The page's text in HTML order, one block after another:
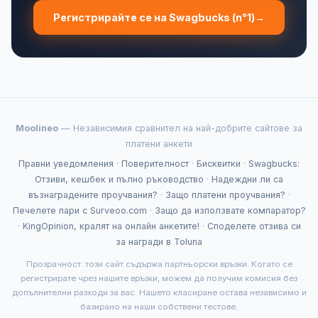
Регистрирайте се на Swagbucks (n°1)→
Moolineo — Независимия сравнител на най-добрите сайтове за
платени анкети
Правни уведомления · Поверителност· Бисквитки · Swagbucks:
Отзиви, кешбек и пълно ръководство · Надеждни ли са
възнаградените проучвания? · Защо платени проучвания? ·
Печелете пари с Surveoo.com · Защо да използвате компаратор?
· KingOpinion, кралят на онлайн анкетите! · Споделете отзива си
за награди в Toluna
Прозрачност: този сайт съдържа партньорски връзки. Когато се
регистрирате чрез нашите връзки, можем да получим комисия без
допълнителни разходи за вас. Нашето класиране остава независимо и
базирано на наши собствени тестове.